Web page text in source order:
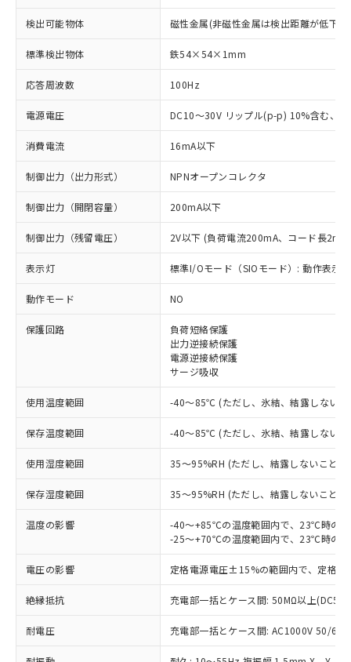
検出可能物体 磁性金属(非磁性金属は検出距離が低下し
標準検出物体 鉄54×54×1mm
応答周波数 100Hz
電源電圧 DC10～30V リップル(p-p) 10%含む、
消費電流 16mA以下
制御出力（出力形式） NPNオープンコレクタ
制御出力（開閉容量） 200mA以下
制御出力（残留電圧） 2V以下 (負荷電流200mA、コード長2m
表示灯 標準I/Oモード（SIOモード）: 動作表示
動作モード NO
保護回路
負荷短絡保護
出力逆接続保護
電源逆接続保護
サージ吸収
使用温度範囲 -40～85℃ (ただし、氷結、結露しないこ
保存温度範囲 -40～85℃ (ただし、氷結、結露しないこ
使用湿度範囲 35～95%RH (ただし、結露しないこと)
保存湿度範囲 35～95%RH (ただし、結露しないこと)
温度の影響
-40～+85℃の温度範囲内で、23℃時の
-25～+70℃の温度範囲内で、23℃時の
電圧の影響 定格電源電圧±15%の範囲内で、定格
絶縁抵抗 充電部一括とケース間: 50MΩ以上
耐電圧 充電部一括とケース間: AC1000V 50/
以下の条件をお読みいただき、同意のうえ
本サービスは、当社制御機器事業取扱
商品の当社在庫状況および標準価格
(税抜)を提供させていただくもので
当社制御機器事業取扱商品の中には、
本サービスの対象外となる商品もある
ことをご了承ください。
在庫状況および標準価格照会結果は、
記載している更新日時点での社内デー
タに基づき作成されるものであり、閲
対応済み：EU RoHS指令（10物質）の
非含有に対応した製品が提供可能な商品で
対応予定：EU RoHS指令（10物質）の非含
有に対応した製品に切り替える予定のある
商品です。
対応予定なし：EU RoHS指令（10物質）の
非含有に非対応の商品で、対応品を出す予
調査・確認中：EU RoHS指令（10物質）の
非含有の対応状況を調査中または確認中の
商品です。
非該当品：ライセンス料など無形物で、有
害物質有無と関係のない商品です。
仕入先様の事情により、非含有部品として
いたものが、含有品と判明した場合などや
むを得ず変更することがあります。
*EU RoHS指令（10物質）：
※1 中国RoHS○×表
「○」：最大均質材料含有率が中国RoHSの
基準値以下であることを示します。
基準値を超えていることを示します。
「－」：未確認です。当社販売部門へお問
当社は、これら貴社製品のうち、外国
為替および外国貿易法に定める商品
（以下｢規制貨物等」という）を輸出
または国外への提供する場合は、日本